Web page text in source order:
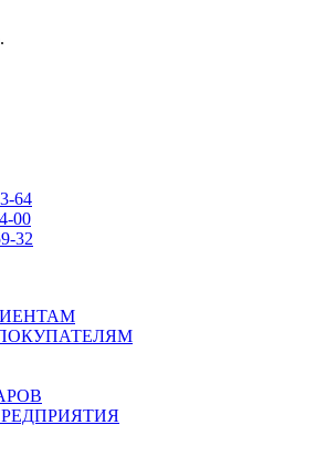
64
00
32